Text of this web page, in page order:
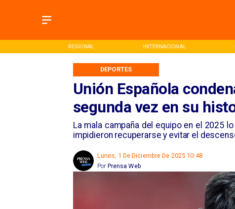
REGIONAL INTERNACIONAL
Unión Española
segunda vez en su
La mala campaña del equipo en el 2025
impidieron recuperarse y evitar el
DEPORTES
Lunes, 1 De Diciembre De 2025 10:48
Prensa Web
Por